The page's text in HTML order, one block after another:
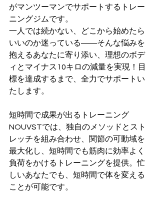
がマンツーマンでサポートするトレー
ニングジムです。
一人では続かない、どこから始めたら
いいのか迷っている――そんな悩みを
抱えるあなたに寄り添い、理想のボデ
ィとマイナス10キロの減量を実現！目
標を達成するまで、全力でサポートい
たします。
短時間で成果が出るトレーニング
NOUVSTでは、独自のメソッドとスト
レッチを組み合わせ、関節の可動域を
最大化し、短時間でも筋肉に効率よく
負荷をかけるトレーニングを提供。忙
しいあなたでも、短時間で体を変える
ことが可能です。